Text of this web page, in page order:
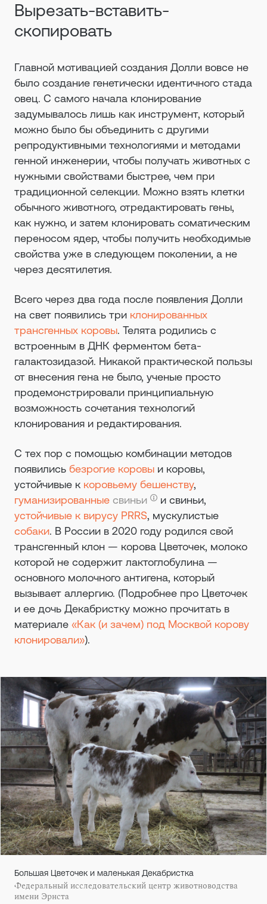
Вырезать-вставить-
скопировать
Главной мотивацией создания Долли вовсе не
было создание генетически идентичного стада
овец. С самого начала клонирование
задумывалось лишь как инструмент, который
можно было бы объединить с другими
репродуктивными технологиями и методами
генной инженерии, чтобы получать животных с
нужными свойствами быстрее, чем при
традиционной селекции. Можно взять клетки
обычного животного, отредактировать гены,
как нужно, и затем клонировать соматическим
переносом ядер, чтобы получить необходимые
свойства уже в следующем поколении, а не
через десятилетия.
Всего через два года после появления Долли
на свет появились три клонированных
трансгенных коровы. Телята родились с
встроенным в ДНК ферментом бета-
галактозидазой. Никакой практической пользы
от внесения гена не было, ученые просто
продемонстрировали принципиальную
возможность сочетания технологий
клонирования и редактирования.
С тех пор с помощью комбинации методов
появились безрогие коровы и коровы,
устойчивые к коровьему бешенству,
гуманизированные свиньи
и свиньи,
устойчивые к вирусу PRRS, мускулистые
собаки. В России в 2020 году родился свой
трансгенный клон — корова Цветочек, молоко
которой не содержит лактоглобулина —
основного молочного антигена, который
вызывает аллергию. (Подробнее про Цветочек
и ее дочь Декабристку можно прочитать в
материале «Как (и зачем) под Москвой корову
клонировали»).
Большая Цветочек и маленькая Декабристка
Федеральный исследовательский центр животноводства
имени Эрнста